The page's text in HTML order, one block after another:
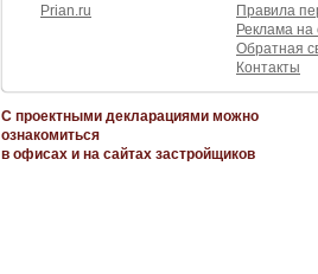
Prian.ru
Правила
Реклама на
Обратная
Контакты
С проектными декларациями можно
ознакомиться
в офисах и на сайтах застройщиков